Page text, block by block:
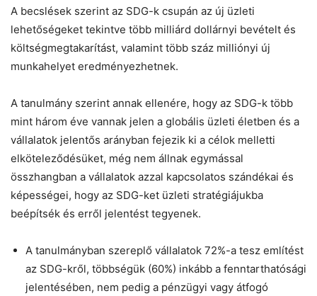
A becslések szerint az SDG-k csupán az új üzleti
lehetőségeket tekintve több milliárd dollárnyi bevételt és
költségmegtakarítást, valamint több száz milliónyi új
munkahelyet eredményezhetnek.
A tanulmány szerint annak ellenére, hogy az SDG-k több
mint három éve vannak jelen a globális üzleti életben és a
vállalatok jelentős arányban fejezik ki a célok melletti
elköteleződésüket, még nem állnak egymással
összhangban a vállalatok azzal kapcsolatos szándékai és
képességei, hogy az SDG-ket üzleti stratégiájukba
beépítsék és erről jelentést tegyenek.
A tanulmányban szereplő vállalatok 72%-a tesz említést
az SDG-kről, többségük (60%) inkább a fenntarthatósági
jelentésében, nem pedig a pénzügyi vagy átfogó